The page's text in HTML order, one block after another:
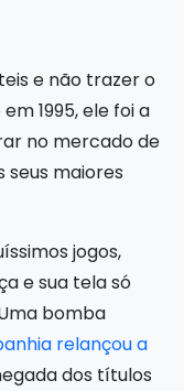
e não trazer o
1995, ele foi a
no mercado de
seus maiores
jogos,
e sua tela só
bomba
relançou a
dos títulos